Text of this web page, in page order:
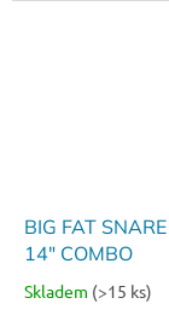
BIG FAT
14" COMBO
Skladem (>15 ks)